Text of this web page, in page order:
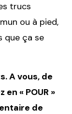
trucs
ou à pied,
que ça se
A vous, de
« POUR »
de